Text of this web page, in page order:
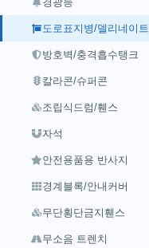
도로표지병/델리네이트
방호벽/충격흡수탱크
칼라콘/슈퍼콘
조립식드럼/휀스
자석
안전용품용 반사지
경계블록/안내커버
무단횡단금지휀스
무소음 트렌치